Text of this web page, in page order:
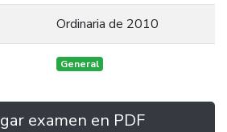
Ordinaria de 2010
General
examen en PDF